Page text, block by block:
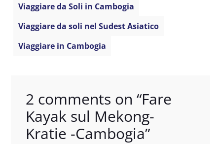
Viaggiare da Soli in Cambogia
Viaggiare da soli nel Sudest Asiatico
Viaggiare in Cambogia
2 comments on “Fare
Kayak sul Mekong-
Kratie -Cambogia”